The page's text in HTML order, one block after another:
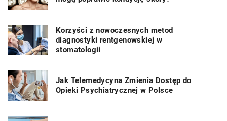
Korzyści z nowoczesnych metod
diagnostyki rentgenowskiej w
stomatologii
Jak Telemedycyna Zmienia Dostęp do
Opieki Psychiatrycznej w Polsce